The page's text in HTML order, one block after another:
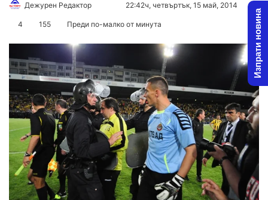
Дежурен Редактор
w
o
n
X
n
e
m
a
i
l
22:42ч, четвъртък, 15 май, 2014
4 155 Преди по-малко от минута Изпрати новина